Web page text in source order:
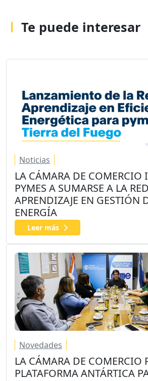
Te puede interesar
Noticias
LA CÁMARA DE COMERCIO
PYMES A SUMARSE A LA
APRENDIZAJE EN GESTIÓN
ENERGÍA
Leer más
Novedades
LA CÁMARA DE COMERCIO
PLATAFORMA ANTÁRTICA